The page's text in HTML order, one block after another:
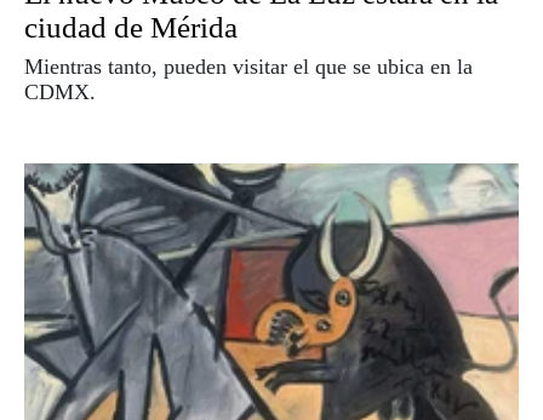
ciudad de Mérida
Mientras tanto, pueden visitar el que se ubica en la
CDMX.